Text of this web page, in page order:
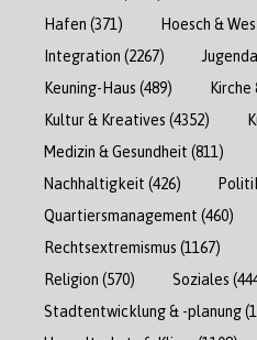
Hafen (371) Hoesch &
Integration (2267)
Keuning-Haus (489) Kirche
Kultur & Kreatives (4352)
Medizin & Gesundheit (811)
Nachhaltigkeit (426)
Quartiersmanagement (460)
Rechtsextremismus (1167)
Religion (570) Soziales
Stadtentwicklung & -planung